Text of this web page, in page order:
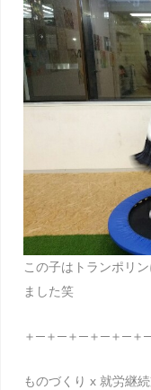
この子はトランポリ
ました笑
＋─＋─＋─＋─＋─
ものづくり x 就労継